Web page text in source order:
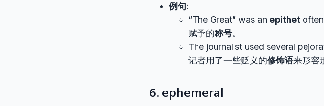
例句:
“The Great” was an epithet
赋予的称号。
The journalist used several
记者用了一些贬义的修饰语来形容
6. ephemeral